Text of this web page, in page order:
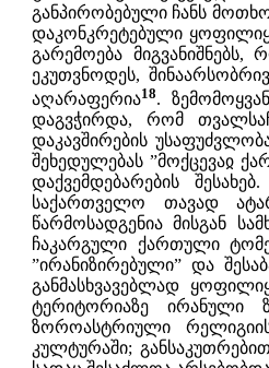
განპირობებული ჩანს
დაკონკრეტებული
გარემოება
ეკუთვნოდეს,
აღარაფერია18.
დაგვჭირდა, რომ
დაკავშირების
შეხედულებას ”მოქცევაჲ
დაქვემდებარების
საქართველო თავად
წარმოსადგენია მისგან
ჩაკარგული ქართული
”ირანიზირებული” და
განმასხვავებლად
ტერიტორიაზე ირანული
ზოროასტრიული
კულტურაში;